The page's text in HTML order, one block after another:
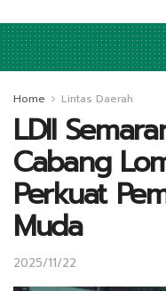
Home Lintas Daerah
LDII
Cabang
Perkuat
Muda
2025/11/22